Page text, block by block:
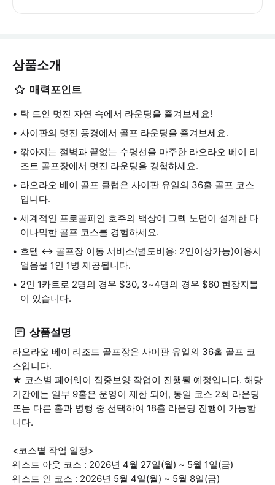
상품소개
매력포인트
탁 트인 멋진 자연 속에서 라운딩을 즐겨보세요!
사이판의 멋진 풍경에서 골프 라운딩을 즐겨보세요.
깎아지는 절벽과 끝없는 수평선을 마주한 라오라오 베이 리
조트 골프장에서 멋진 라운딩을 경험하세요.
라오라오 베이 골프 클럽은 사이판 유일의 36홀 골프 코스
입니다.
세계적인 프로골퍼인 호주의 백상어 그렉 노먼이 설계한 다
이나믹한 골프 코스를 경험하세요.
호텔 ↔ 골프장 이동 서비스(별도비용: 2인이상가능)이용시
얼음물 1인 1병 제공됩니다.
2인 1카트로 2명의 경우 $30, 3~4명의 경우 $60 현장지불
이 있습니다.
상품설명
라오라오 베이 리조트 골프장은 사이판 유일의 36홀 골프 코
스입니다.
★ 코스별 페어웨이 집중보양 작업이 진행될 예정입니다. 해당
기간에는 일부 9홀은 운영이 제한 되어, 동일 코스 2회 라운딩
또는 다른 홀과 병행 중 선택하여 18홀 라운딩 진행이 가능합
니다.
<코스별 작업 일정>
웨스트 아웃 코스 : 2026년 4월 27일(월) ~ 5월 1일(금)
웨스트 인 코스 : 2026년 5월 4일(월) ~ 5월 8일(금)